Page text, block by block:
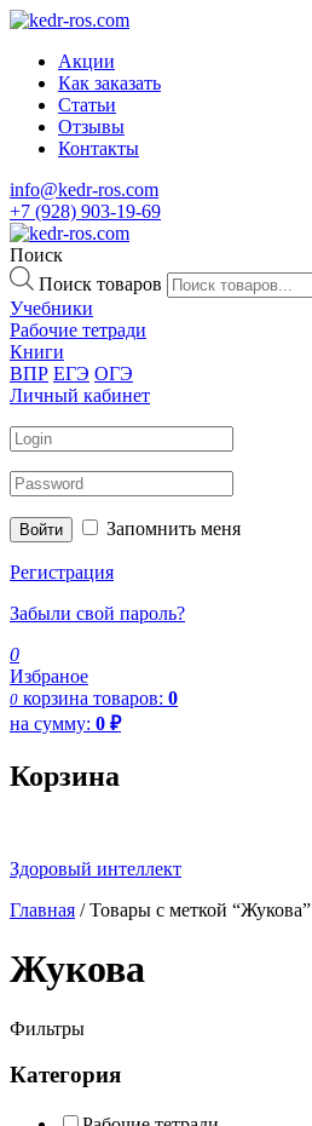
Акции
Как заказать
Статьи
Отзывы
Контакты
info@kedr-ros.com
+7 (928) 903-19-69
Поиск
Поиск товаров
Учебники
Рабочие тетради
Книги
ВПР ЕГЭ ОГЭ
Личный кабинет
Войти Запомнить меня
Регистрация
Забыли свой пароль?
0
Избраное
0 корзина товаров: 0
на сумму: 0 ₽
Корзина
Здоровый интеллект
Главная / Товары с меткой “Жукова”
Жукова
Фильтры
Категория